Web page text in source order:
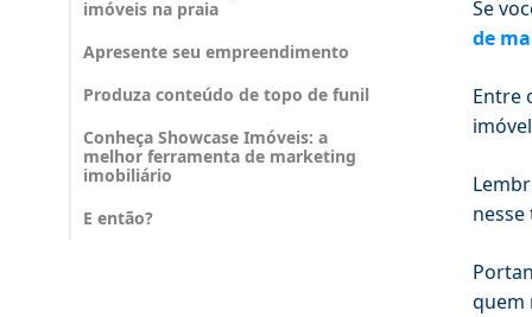
imóveis na praia
Apresente seu empreendimento
Produza conteúdo de topo de funil
Conheça Showcase Imóveis: a
melhor ferramenta de marketing
imobiliário
E então?
Se
de
Entre
quem